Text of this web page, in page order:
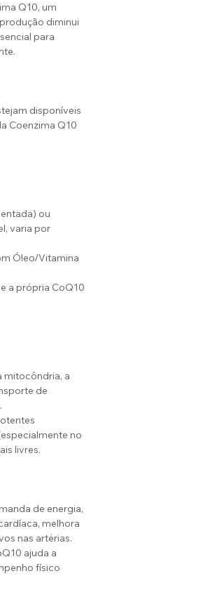
Q10, um
diminui
para
disponíveis
Coenzima Q10
ou
varia por
Óleo/Vitamina
a própria CoQ10
mitocôndria, a
de
no
livres.
de energia,
melhora
nas artérias.
ajuda a
físico